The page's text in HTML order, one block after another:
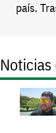
país.